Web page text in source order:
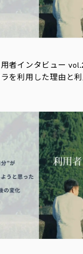
用者インタビュー
を利用した理由と